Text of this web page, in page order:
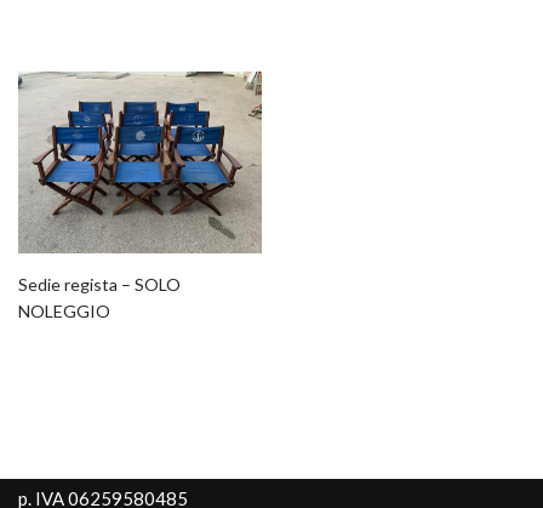
Sedie regista – SOLO
NOLEGGIO
p. IVA 06259580485